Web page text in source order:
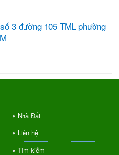
3 đường 105 TML phường
Nhà Đất
Liên hệ
Tìm kiếm